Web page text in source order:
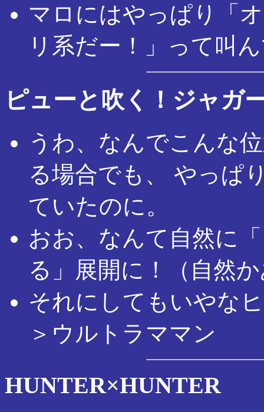
マロにはやっぱり「
リ系だー！」って叫
ピューと吹く！ジャガ
うわ、なんでこんな
る場合でも、 やっぱ
ていたのに。
おお、なんて自然に
る」展開に！（自然
それにしてもいやな
＞ウルトラママン
HUNTER×HUNTER